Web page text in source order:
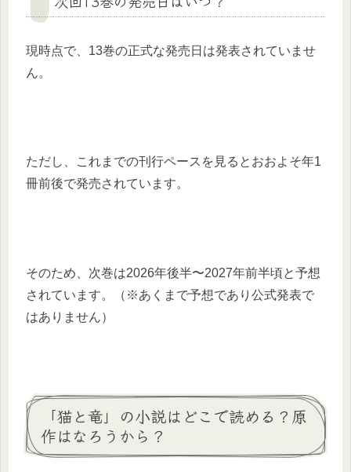
現時点で、13巻の正式な発売日は発表されていませ
ん。
ただし、これまでの刊行ペースを見るとおおよそ年1
冊前後で発売されています。
そのため、次巻は2026年後半〜2027年前半頃と予想
されています。（※あくまで予想であり公式発表で
はありません）
「猫と竜」の小説はどこで読める？原
作はなろうから？